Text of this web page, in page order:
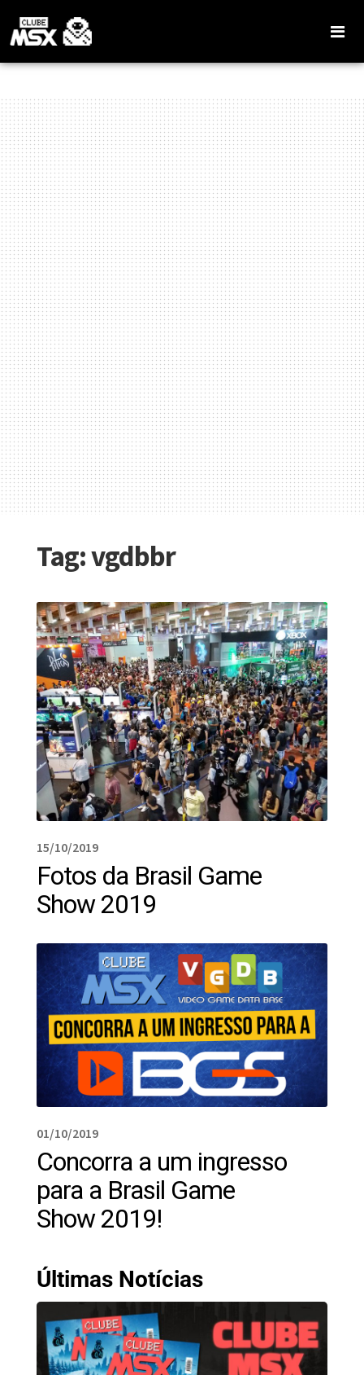
Tag:vgdbbr
15/10/2019
Fotos da Brasil Game
Show 2019
01/10/2019
Concorra a um ingresso
para a Brasil Game
Show 2019!
Últimas Notícias